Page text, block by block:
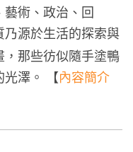
術、政治、回
源於生活的探索與
那些彷似隨手塗鴨
澤。 【內容簡介